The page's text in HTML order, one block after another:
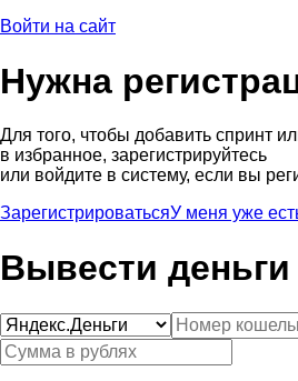
Войти на сайт
Нужна
Для того, чтобы добавить спринт
в избранное, зарегистрируйтесь
или войдите в систему, если вы
ЗарегистрироватьсяУ меня уже
Вывести деньги